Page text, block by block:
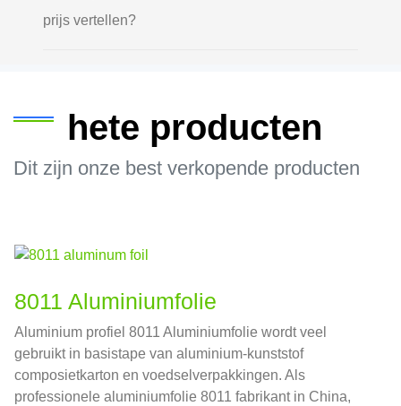
prijs vertellen?
hete producten
Dit zijn onze best verkopende producten
8011 Aluminiumfolie
Aluminium profiel 8011 Aluminiumfolie wordt veel
gebruikt in basistape van aluminium-kunststof
composietkarton en voedselverpakkingen. Als
professionele aluminiumfolie 8011 fabrikant in China,